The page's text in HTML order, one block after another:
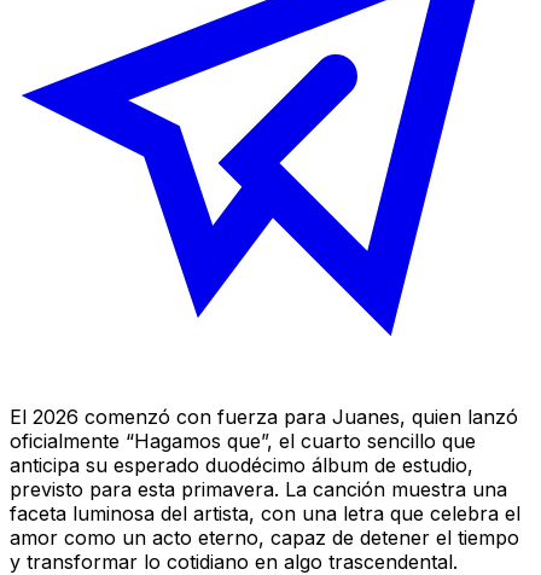
El 2026 comenzó con fuerza para Juanes, quien lanzó
oficialmente “Hagamos que”, el cuarto sencillo que
anticipa su esperado duodécimo álbum de estudio,
previsto para esta primavera. La canción muestra una
faceta luminosa del artista, con una letra que celebra el
amor como un acto eterno, capaz de detener el tiempo
y transformar lo cotidiano en algo trascendental.